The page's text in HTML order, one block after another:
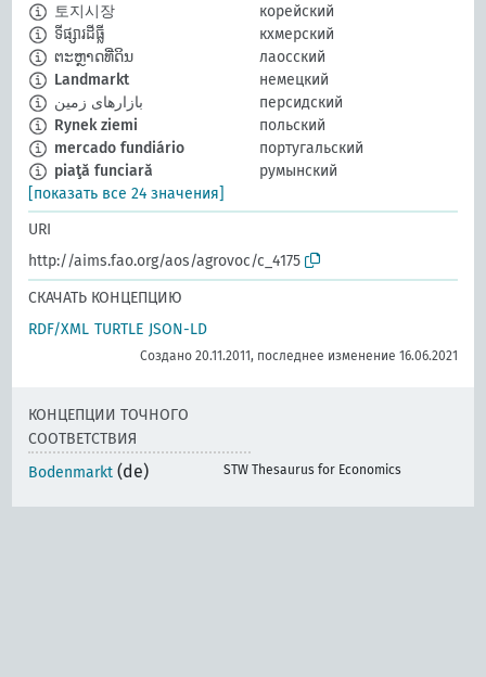
토지시장
корейский
ទីផ្សារដីធ្លី
кхмерский
ຕະຫຼາດທີ່ດິນ
лаосский
Landmarkt
немецкий
بازارهای زمین
персидский
Rynek ziemi
польский
mercado fundiário
португальский
piaţă funciară
румынский
[показать все 24 значения]
URI
http://aims.fao.org/aos/agrovoc/c_4175
СКАЧАТЬ КОНЦЕПЦИЮ
RDF/XML TURTLE JSON-LD
Создано 20.11.2011, последнее изменение 16.06.2021
КОНЦЕПЦИИ ТОЧНОГО
СООТВЕТСТВИЯ
Bodenmarkt (de) STW Thesaurus for Economics